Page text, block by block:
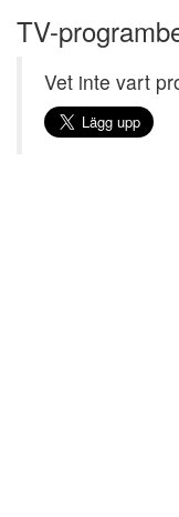
TV-
Vet inte vart